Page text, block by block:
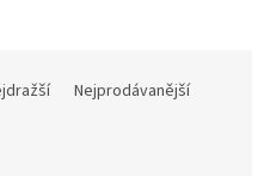
Nejprodávanější